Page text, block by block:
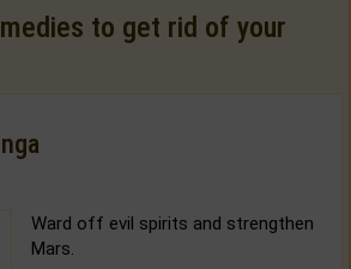
to get rid of your
Ward off evil spirits and strengthen
Mars.